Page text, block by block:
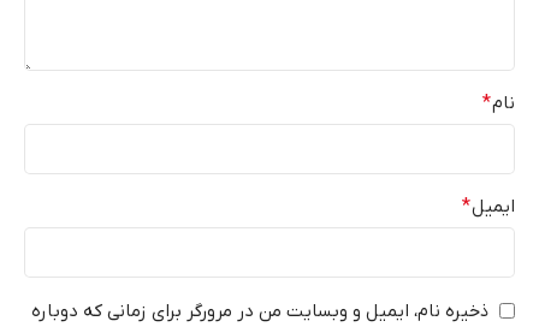
نام*
ایمیل*
ذخیره نام، ایمیل و وبسایت من در مرورگر برای زمانی که دوباره